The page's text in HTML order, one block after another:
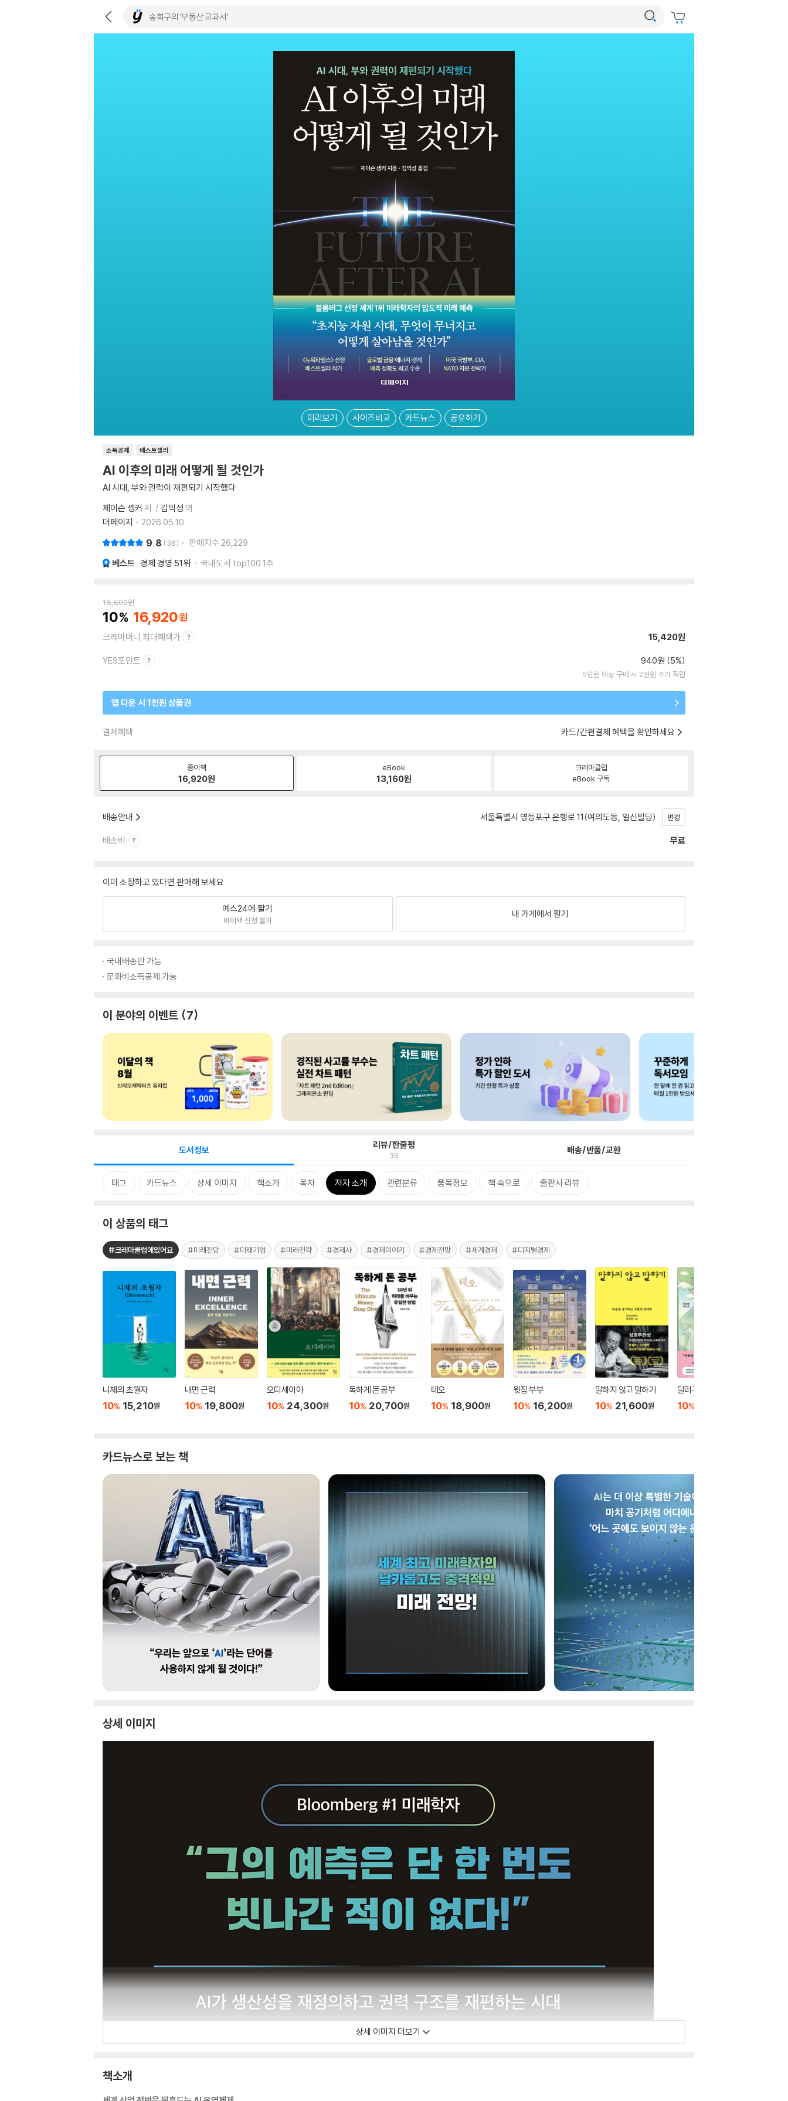
미리보기 사이즈비교 카드뉴스 공유하기
소득공제 베스트셀러
AI 이후의 미래 어떻게 될 것인가
AI 시대, 부와 권력이 재편되기 시작했다
제이슨 솅커 저 김익성 역
더페이지
2026.05.10.
9.8 36 판매지수 26,229
베스트 경제 경영 51위 국내도서 top100 1주
18,800원
10 16,920
크레마머니 최대혜택가 15,420원
YES포인트 940원 (5%)
5만원 이상 구매 시 2천원 추가 적립
앱 다운 시 1천원 상품권
결제혜택 카드/간편결제 혜택을 확인하세요
종이책
16,920원
eBook
13,160원
크레마클럽
eBook 구독
배송안내 서울특별시 영등포구 은행로 11(여의도동, 일신빌딩) 변경
배송비 무료
이미 소장하고 있다면 판매해 보세요.
예스24에 팔기
바이백 신청 불가
내 가게에서 팔기
국내배송만 가능
문화비소득공제 가능
이 분야의 이벤트 7
도서정보 리뷰/한줄평
36 배송/반품/교환
태그 카드뉴스 상세 이미지 책소개 목차 저자 소개 관련분류 품목정보 책 속으로 출판사 리뷰
이 상품의 태그
#크레마클럽에있어요 #미래전망 #미래기업 #미래전략 #경제사 #경제이야기 #경제전망 #세계경제 #디지털경제
니체의 초월자
10% 15,210원
내면 근력
10% 19,800원
오디세이아
10% 24,300원
독하게 돈 공부
10% 20,700원
테오
10% 18,900원
윗집 부부
10% 16,200원
말하지 않고 말하기
10% 21,600원
달러구트 꿈 백화점 0
10%
카드뉴스로 보는 책
상세 이미지
상세 이미지 더보기
책소개